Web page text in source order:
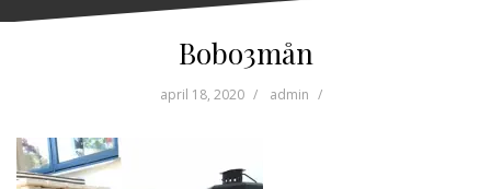
Bobo3mån
april 18, 2020 admin